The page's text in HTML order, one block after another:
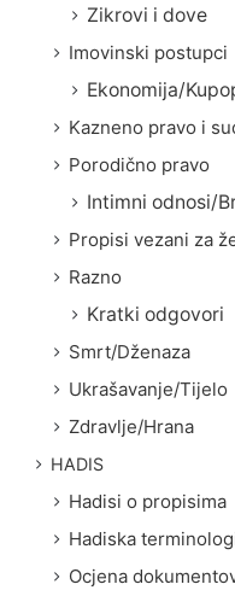
Zikrovi i dove
Imovinski postupci
Ekonomija/
Kazneno pravo i
Porodično pravo
Intimni odnosi/
Propisi vezani za
Razno
Kratki odgovori
Smrt/Dženaza
Ukrašavanje/Tijelo
Zdravlje/Hrana
HADIS
Hadisi o propisima
Hadiska
Ocjena